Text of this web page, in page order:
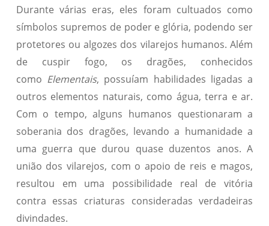
Durante várias eras, eles foram cultuados como
símbolos supremos de poder e glória, podendo ser
protetores ou algozes dos vilarejos humanos. Além
de cuspir fogo, os dragões, conhecidos
como Elementais, possuíam habilidades ligadas a
outros elementos naturais, como água, terra e ar.
Com o tempo, alguns humanos questionaram a
soberania dos dragões, levando a humanidade a
uma guerra que durou quase duzentos anos. A
união dos vilarejos, com o apoio de reis e magos,
resultou em uma possibilidade real de vitória
contra essas criaturas consideradas verdadeiras
divindades.